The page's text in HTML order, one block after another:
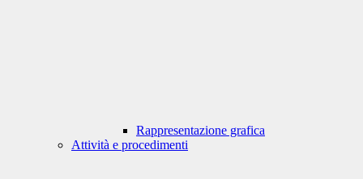
Rappresentazione grafica
Attività e procedimenti